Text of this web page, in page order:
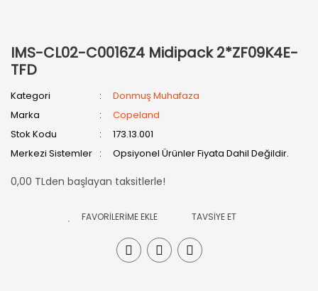
IMS-CL02-C0016Z4 Midipack 2*ZF09K4E-
TFD
Kategori
Donmuş Muhafaza
Marka
Copeland
Stok Kodu
173.13.001
Merkezi Sistemler
Opsiyonel Ürünler Fiyata Dahil Değildir.
0,00 TLden başlayan taksitlerle!
TAVSİYE ET